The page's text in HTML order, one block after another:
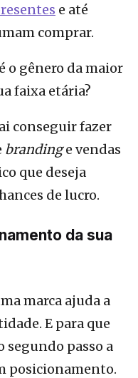
e até
comprar.
o gênero da maior
faixa etária?
conseguir fazer
brandinge vendas
que deseja
de lucro.
da sua
marca ajuda a
E para que
segundo passo a
posicionamento.